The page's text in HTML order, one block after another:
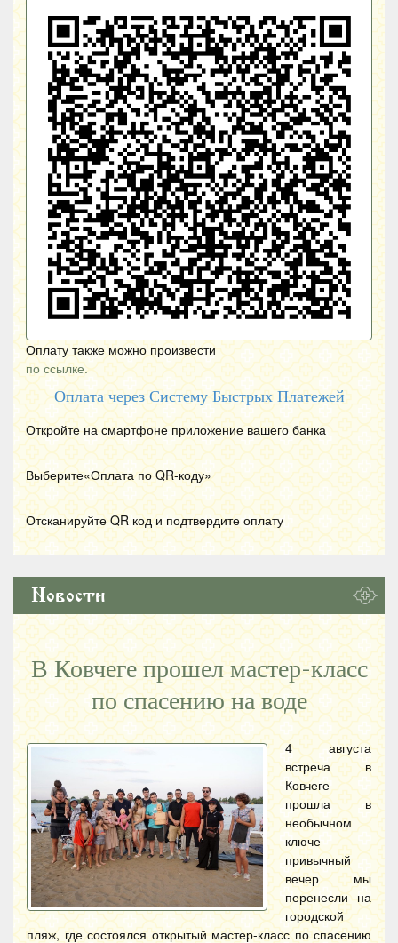
Оплату также можно произвести
по ссылке.
Оплата через Систему Быстрых Платежей
Откройте на смартфоне приложение вашего банка
Выберите«Оплата по QR-коду»
Отсканируйте QR код и подтвердите оплату
Новости
В Ковчеге прошел мастер-класс
по спасению на воде
4 августа
встреча в
Ковчеге
прошла в
необычном
ключе —
привычный
вечер мы
перенесли на
городской
пляж, где состоялся открытый мастер-класс по спасению